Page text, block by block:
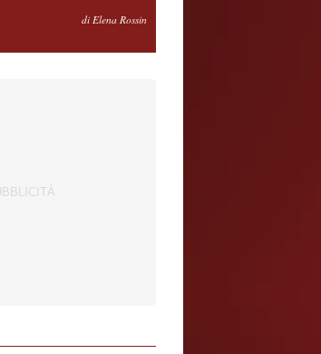
PORTIERE SERVONOdi Elena Rossin